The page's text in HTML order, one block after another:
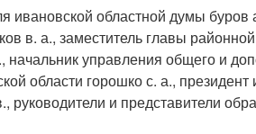
ивановской областной думы буров
в. а., заместитель главы районной
управления общего и
области горошко с. а., президент
и представители